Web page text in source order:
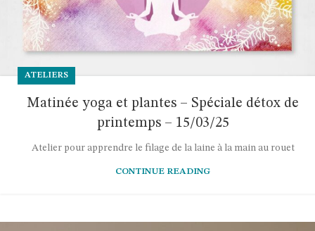
ATELIERS
Matinée yoga et plantes – Spéciale détox de
printemps – 15/03/25
Atelier pour apprendre le filage de la laine à la main au rouet
CONTINUE READING